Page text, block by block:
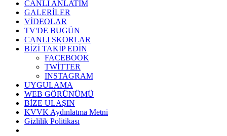
CANLI ANLATIM
GALERİLER
VİDEOLAR
TV'DE BUGÜN
CANLI SKORLAR
BİZİ TAKİP EDİN
FACEBOOK
TWİTTER
INSTAGRAM
UYGULAMA
WEB GÖRÜNÜMÜ
BİZE ULAŞIN
KVVK Aydınlatma Metni
Gizlilik Politikası